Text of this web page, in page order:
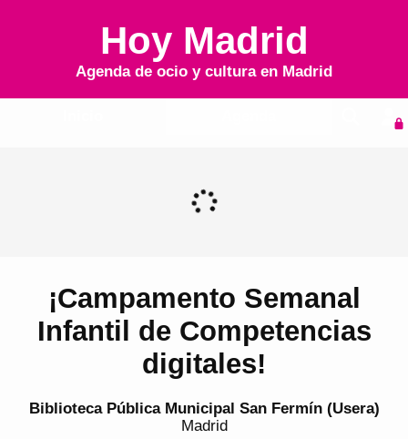
Hoy Madrid
Agenda de ocio y cultura en Madrid
¡Campamento Semanal
Infantil de Competencias
digitales!
Biblioteca Pública Municipal San Fermín (Usera)
Madrid